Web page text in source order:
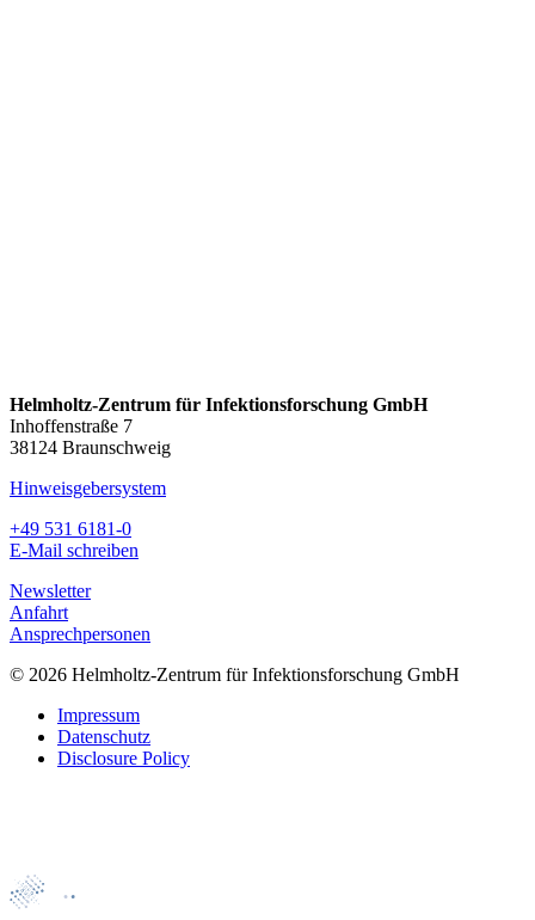
Helmholtz-Zentrum für Infektionsforschung GmbH
Inhoffenstraße 7
38124 Braunschweig
Hinweisgebersystem
+49 531 6181-0
E-Mail schreiben
Newsletter
Anfahrt
Ansprechpersonen
© 2026 Helmholtz-Zentrum für Infektionsforschung GmbH
Impressum
Datenschutz
Disclosure Policy